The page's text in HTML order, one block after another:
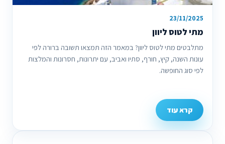
23/11/2025
מתי לטוס ליוון
מתלבטים מתי לטוס ליוון? במאמר הזה תמצאו תשובה ברורה לפי
עונות השנה, קיץ, חורף, סתיו ואביב, עם יתרונות, חסרונות והמלצות
לפי סוג החופשה.
קרא עוד